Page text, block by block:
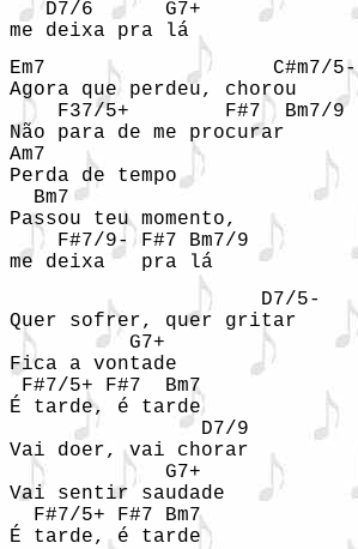
   D7/6      G7+
me deixa pra lá
Em7                   C#m7/5-
Agora que perdeu, chorou
    F37/5+        F#7  Bm7/9
Não para de me procurar
Am7
Perda de tempo
  Bm7
Passou teu momento,
    F#7/9- F#7 Bm7/9
me deixa   pra lá
                     D7/5-
Quer sofrer, quer gritar
          G7+
Fica a vontade
F#7/5+ F#7  Bm7
É tarde, é tarde
                D7/9
Vai doer, vai chorar
             G7+
Vai sentir saudade
  F#7/5+ F#7 Bm7
É tarde, é tarde